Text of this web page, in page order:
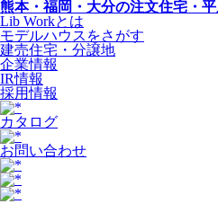
熊本・福岡・大分の注文住宅・
Lib Workとは
モデルハウスをさがす
建売住宅・分譲地
企業情報
IR情報
採用情報
カタログ
お問い合わせ